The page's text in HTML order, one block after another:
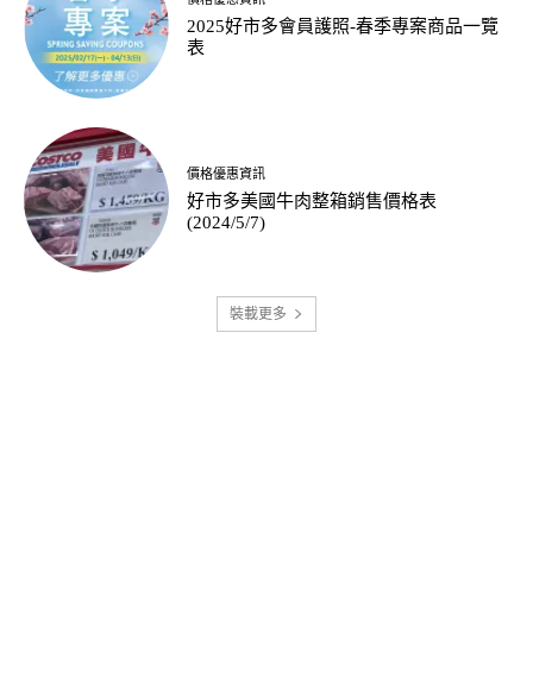
2025好市多會員護照-春季專案商品一覽
表
價格優惠資訊
好市多美國牛肉整箱銷售價格表
(2024/5/7)
裝載更多